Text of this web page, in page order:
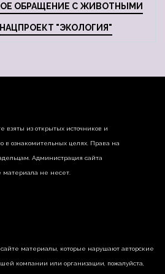
ОБРАЩЕНИЕ С ЖИВОТНЫМИ
НАЦПРОЕКТ "ЭКОЛОГИЯ"
из открытых источников и
в ознакомительных целях. Права на
Администрация сайта
материала не несет.
материалы, которые нарушают авторские
компании или организации, пожалуйста,